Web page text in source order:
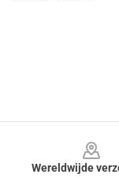
Wereldwijde